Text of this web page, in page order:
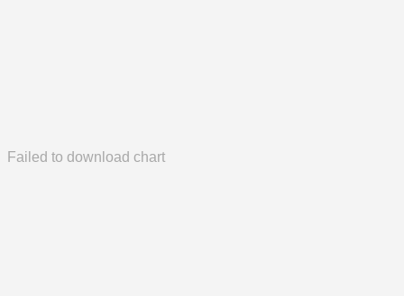
Failed to download chart